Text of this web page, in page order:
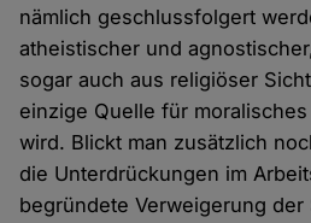
nämlich geschlussfolgert
atheistischer und
sogar auch aus religiöser
einzige Quelle für
wird. Blickt man zusätzlich
die Unterdrückungen im
begründete Verweigerung